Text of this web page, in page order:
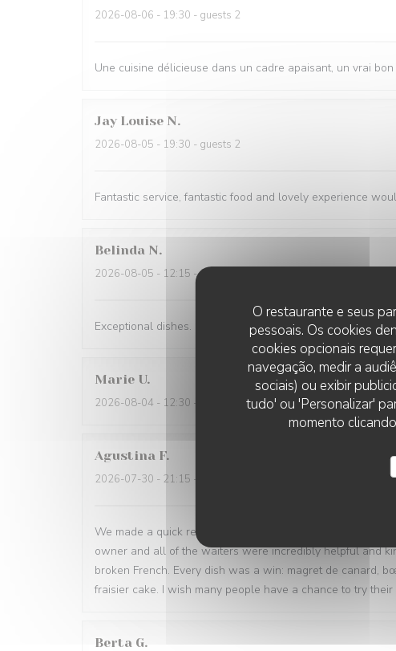
O restaurante e seus
pessoais. Os cookies
cookies opcionais
navegação, medir a
sociais) ou exibir
tudo' ou 'Personalizar'
momento
2026-08-06 - 19:30 - guests 2
Une cuisine délicieuse dans un cadre apaisant, un vrai bon
Jay Louise N
2026-08-05 - 19:30 - guests 2
Fantastic service, fantastic food and lovely experience
Belinda N
2026-08-05 - 12:15 - guests 2
Exceptional dishes. Flawless service. Recommended.
Marie U
2026-08-04 - 12:30 - guests 2
Agustina F
2026-07-30 - 21:15 - guests 3
We made a quick reservation and arrived only 15 minutes
owner and all of the waiters were incredibly helpful and
broken French. Every dish was a win: magret de canard,
fraisier cake. I wish many people have a chance to try
Berta G